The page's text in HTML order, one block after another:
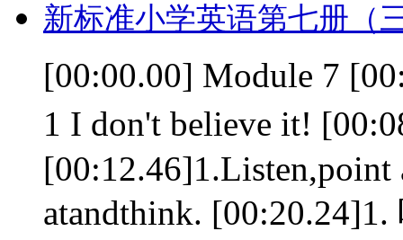
新标准小学英语第七册（
[00:00.00] Module 7
1 I don't believe it!
[00:12.46]1.Listen,point
atandthink.